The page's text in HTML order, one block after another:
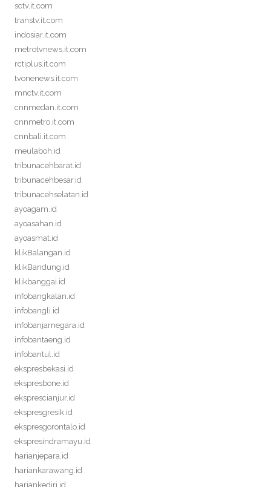
sctv.it.com
transtv.it.com
indosiar.it.com
metrotvnews.it.com
rctiplus.it.com
tvonenews.it.com
mnctv.it.com
cnnmedan.it.com
cnnmetro.it.com
cnnbali.it.com
meulaboh.id
tribunacehbarat.id
tribunacehbesar.id
tribunacehselatan.id
ayoagam.id
ayoasahan.id
ayoasmat.id
klikBalangan.id
klikBandung.id
klikbanggai.id
infobangkalan.id
infobangli.id
infobanjarnegara.id
infobantaeng.id
infobantul.id
ekspresbekasi.id
ekspresbone.id
eksprescianjur.id
ekspresgresik.id
ekspresgorontalo.id
ekspresindramayu.id
harianjepara.id
hariankarawang.id
hariankediri.id